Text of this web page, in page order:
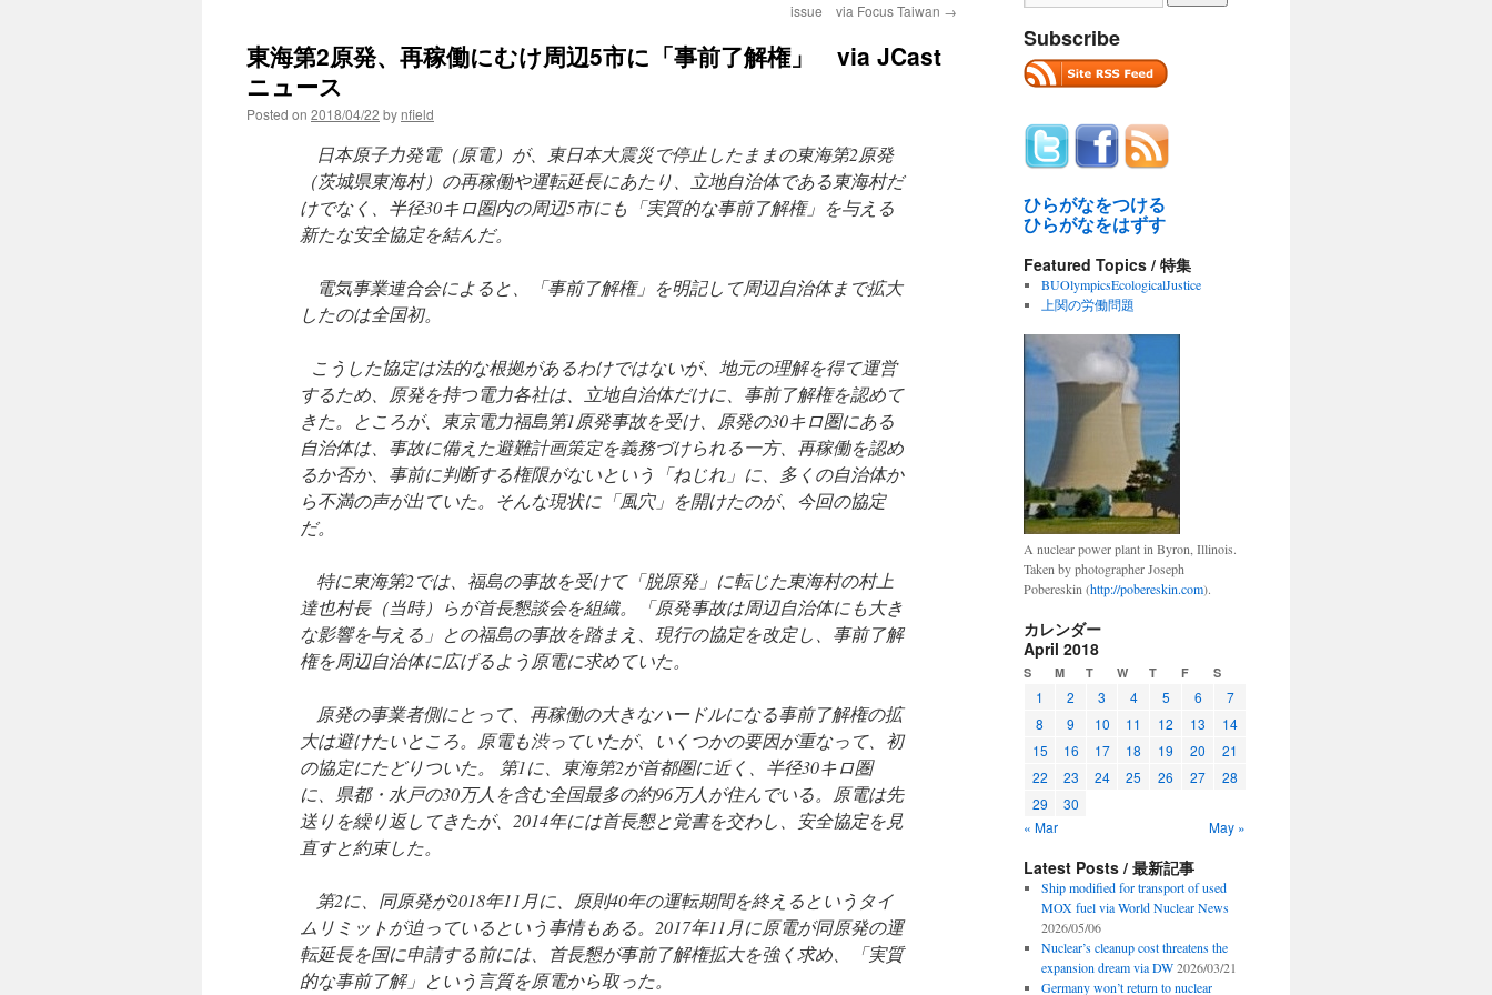
issue via Focus Taiwan →
東海第2原発、再稼働にむけ周辺5市に「事前了解権」 via JCast
ニュース
Posted on 2018/04/22 by nfield
日本原子力発電（原電）が、東日本大震災で停止したままの東海第2原発
（茨城県東海村）の再稼働や運転延長にあたり、立地自治体である東海村だ
けでなく、半径30キロ圏内の周辺5市にも「実質的な事前了解権」を与える
新たな安全協定を結んだ。
電気事業連合会によると、「事前了解権」を明記して周辺自治体まで拡大
したのは全国初。
こうした協定は法的な根拠があるわけではないが、地元の理解を得て運営
するため、原発を持つ電力各社は、立地自治体だけに、事前了解権を認めて
きた。ところが、東京電力福島第1原発事故を受け、原発の30キロ圏にある
自治体は、事故に備えた避難計画策定を義務づけられる一方、再稼働を認め
るか否か、事前に判断する権限がないという「ねじれ」に、多くの自治体か
ら不満の声が出ていた。そんな現状に「風穴」を開けたのが、今回の協定
だ。
特に東海第2では、福島の事故を受けて「脱原発」に転じた東海村の村上
達也村長（当時）らが首長懇談会を組織。「原発事故は周辺自治体にも大き
な影響を与える」との福島の事故を踏まえ、現行の協定を改定し、事前了解
権を周辺自治体に広げるよう原電に求めていた。
原発の事業者側にとって、再稼働の大きなハードルになる事前了解権の拡
大は避けたいところ。原電も渋っていたが、いくつかの要因が重なって、初
の協定にたどりついた。 第1に、東海第2が首都圏に近く、半径30キロ圏
に、県都・水戸の30万人を含む全国最多の約96万人が住んでいる。原電は先
送りを繰り返してきたが、2014年には首長懇と覚書を交わし、安全協定を見
直すと約束した。
第2に、同原発が2018年11月に、原則40年の運転期間を終えるというタイ
ムリミットが迫っているという事情もある。2017年11月に原電が同原発の運
転延長を国に申請する前には、首長懇が事前了解権拡大を強く求め、「実質
的な事前了解」という言質を原電から取った。
Subscribe
ひらがなをつける
ひらがなをはずす
Featured Topics / 特集
BUOlympicsEcologicalJustice
上関の労働問題
A nuclear power plant in Byron, Illinois.
Taken by photographer Joseph
Pobereskin (http://pobereskin.com).
カレンダー
April 2018
S M T W T F S
1 2 3 4 5 6
7
8
9 10 11 12 13
14
15
16 17 18 19 20
21
22
23 24 25 26 27
28
29
30
« Mar
May »
Latest Posts / 最新記事
Ship modified for transport of used
MOX fuel via World Nuclear News
2026/05/06
Nuclear’s cleanup cost threatens the
expansion dream via DW 2026/03/21
Germany won’t return to nuclear